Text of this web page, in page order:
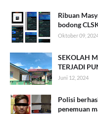
Ribuan
bodong
Oktober 09,
SEKOLAH
TERJADI
Juni 12, 2024
Polisi
penemuan